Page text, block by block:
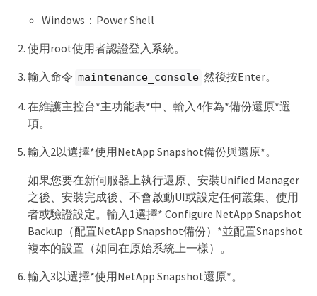
Windows：Power Shell
使用root使用者認證登入系統。
輸入命令 maintenance_console 然後按Enter。
在維護主控台*主功能表*中、輸入4作為*備份還原*選
項。
輸入2以選擇*使用NetApp Snapshot備份與還原*。
如果您要在新伺服器上執行還原、安裝Unified Manager
之後、安裝完成後、不會啟動UI或設定任何叢集、使用
者或驗證設定。輸入1選擇* Configure NetApp Snapshot
Backup（配置NetApp Snapshot備份）*並配置Snapshot
複本的設置（如同在原始系統上一樣）。
輸入3以選擇*使用NetApp Snapshot還原*。